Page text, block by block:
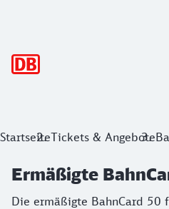
Ermäßigte
StartseiteTickets & Angebote
Ermäßigte
Die ermäßigte BahnCard 50